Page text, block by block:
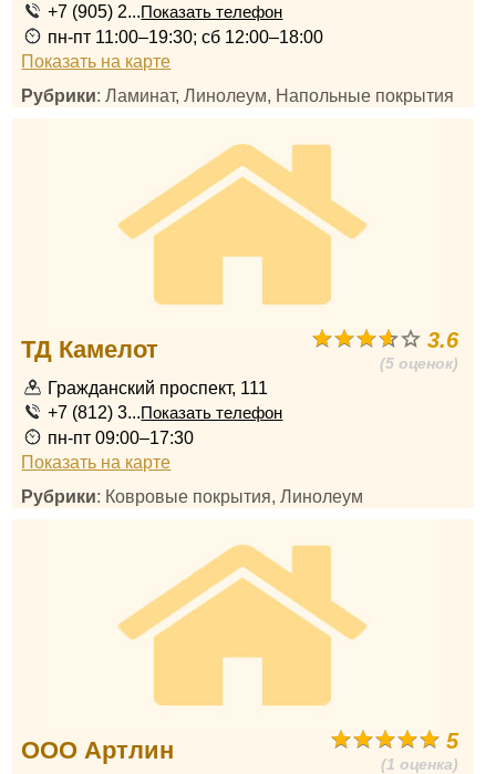
+7 (905) 2...Показать телефон
пн-пт 11:00–19:30; сб 12:00–18:00
Показать на карте
Рубрики: Ламинат, Линолеум, Напольные покрытия
3.6
(5 оценок)
ТД Камелот
Гражданский проспект, 111
+7 (812) 3...Показать телефон
пн-пт 09:00–17:30
Показать на карте
Рубрики: Ковровые покрытия, Линолеум
5
(1 оценка)
ООО Артлин